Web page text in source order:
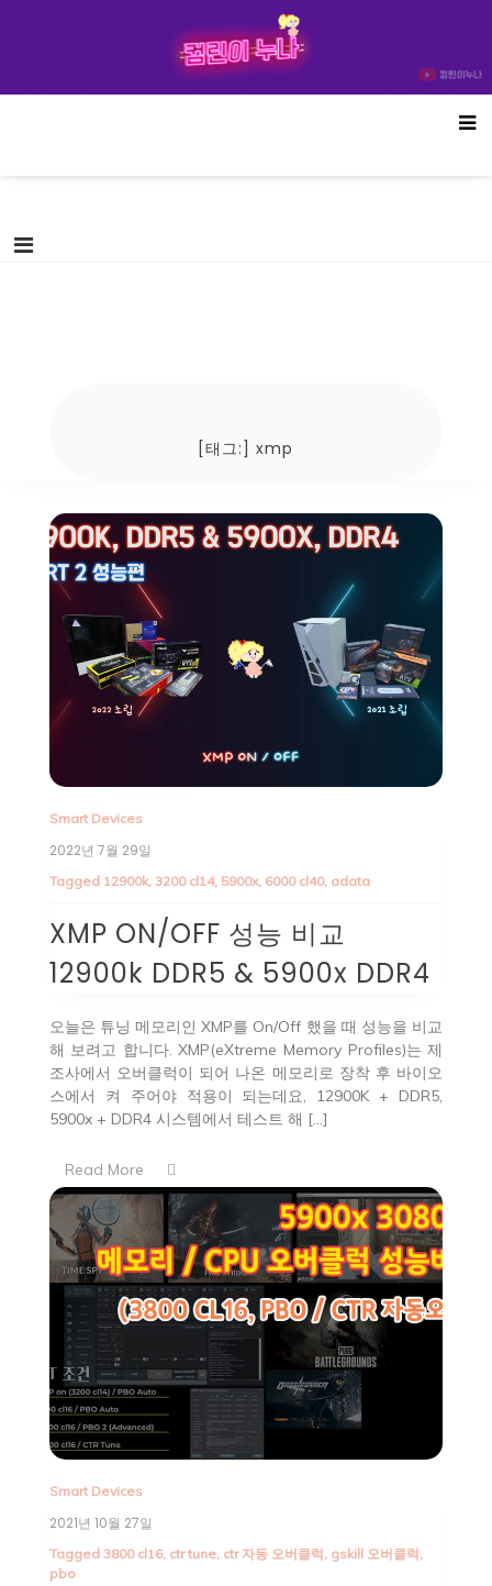
[태그:]xmp
Smart Devices
2022년 7월 29일
Tagged 12900k, 3200 cl14, 5900x, 6000 cl40, adata
XMP ON/OFF 성능 비교
12900k DDR5 & 5900x DDR4
오늘은 튜닝 메모리인 XMP를 On/Off 했을 때 성능을 비교
해 보려고 합니다. XMP(eXtreme Memory Profiles)는 제
조사에서 오버클럭이 되어 나온 메모리로 장착 후 바이오
스에서 켜 주어야 적용이 되는데요, 12900K + DDR5,
5900x + DDR4 시스템에서 테스트 해 […]
Read More
Smart Devices
2021년 10월 27일
Tagged 3800 cl16, ctr tune, ctr 자동 오버클럭, gskill 오버클럭,
pbo